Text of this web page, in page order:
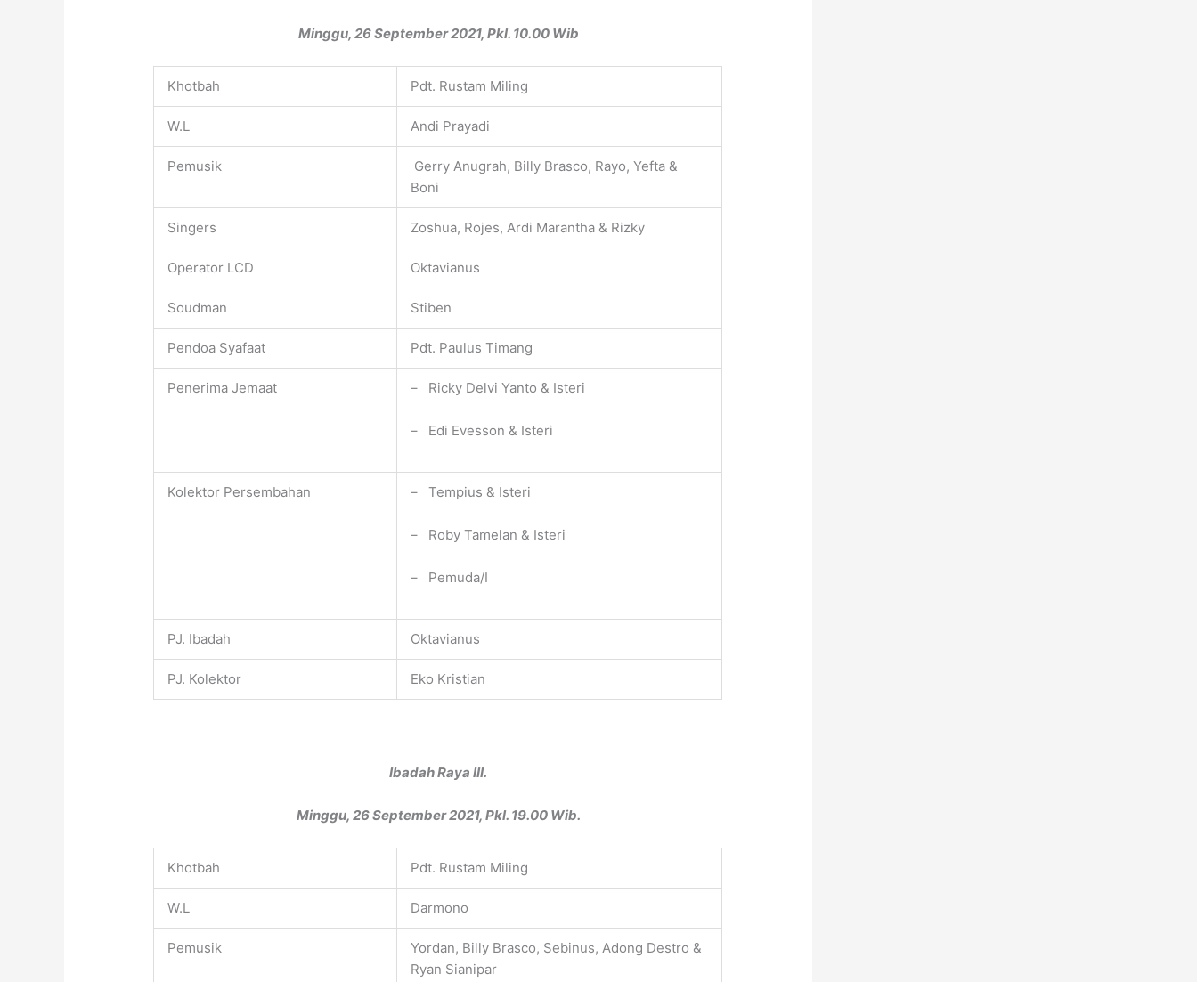
Minggu, 26 September 2021, Pkl. 10.00 Wib
Khotbah Pdt. Rustam Miling
W.L Andi Prayadi
Pemusik
Gerry Anugrah, Billy Brasco, Rayo, Yefta &
Boni
Singers Zoshua, Rojes, Ardi Marantha & Rizky
Operator LCD Oktavianus
Soudman Stiben
Pendoa Syafaat Pdt. Paulus Timang
Penerima Jemaat – Ricky Delvi Yanto & Isteri
– Edi Evesson & Isteri
Kolektor Persembahan – Tempius & Isteri
– Roby Tamelan & Isteri
– Pemuda/I
PJ. Ibadah Oktavianus
PJ. Kolektor Eko Kristian
Ibadah Raya III.
Minggu, 26 September 2021, Pkl. 19.00 Wib.
Khotbah Pdt. Rustam Miling
W.L Darmono
Pemusik
Yordan, Billy Brasco, Sebinus, Adong Destro &
Ryan Sianipar